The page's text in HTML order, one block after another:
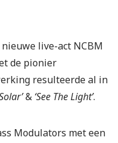
live-act NCBM
de pionier
resulteerde al in
& ‘See The Light’.
Modulators met een